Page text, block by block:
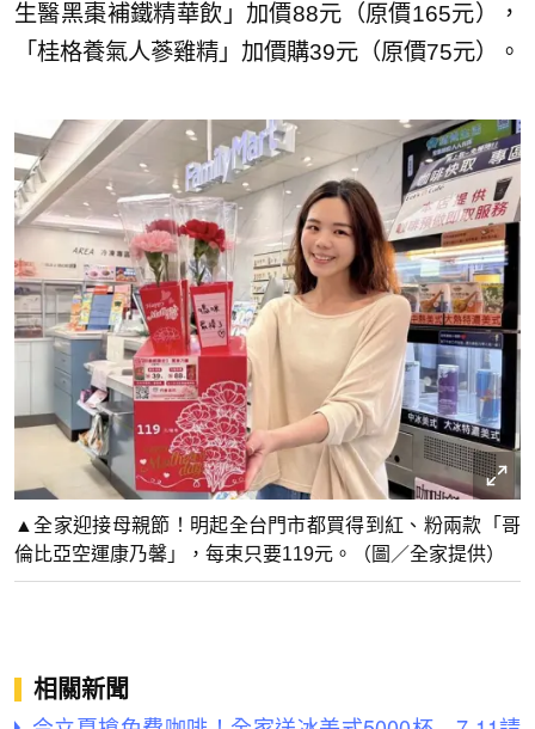
生醫黑棗補鐵精華飲」加價88元（原價165元），
「桂格養氣人蔘雞精」加價購39元（原價75元）。
▲全家迎接母親節！明起全台門市都買得到紅、粉兩款「哥
倫比亞空運康乃馨」，每束只要119元。（圖／全家提供）
相關新聞